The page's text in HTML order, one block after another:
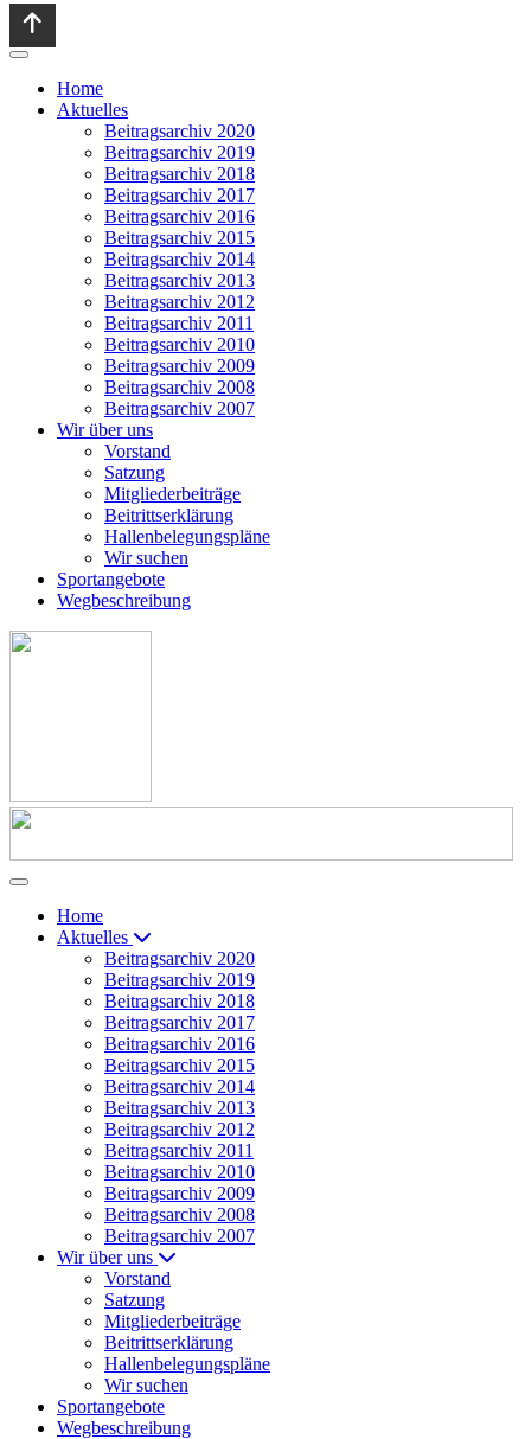
Home
Aktuelles
Beitragsarchiv 2020
Beitragsarchiv 2019
Beitragsarchiv 2018
Beitragsarchiv 2017
Beitragsarchiv 2016
Beitragsarchiv 2015
Beitragsarchiv 2014
Beitragsarchiv 2013
Beitragsarchiv 2012
Beitragsarchiv 2011
Beitragsarchiv 2010
Beitragsarchiv 2009
Beitragsarchiv 2008
Beitragsarchiv 2007
Wir über uns
Vorstand
Satzung
Mitgliederbeiträge
Beitrittserklärung
Hallenbelegungspläne
Wir suchen
Sportangebote
Wegbeschreibung
Home
Aktuelles
Beitragsarchiv 2020
Beitragsarchiv 2019
Beitragsarchiv 2018
Beitragsarchiv 2017
Beitragsarchiv 2016
Beitragsarchiv 2015
Beitragsarchiv 2014
Beitragsarchiv 2013
Beitragsarchiv 2012
Beitragsarchiv 2011
Beitragsarchiv 2010
Beitragsarchiv 2009
Beitragsarchiv 2008
Beitragsarchiv 2007
Wir über uns
Vorstand
Satzung
Mitgliederbeiträge
Beitrittserklärung
Hallenbelegungspläne
Wir suchen
Sportangebote
Wegbeschreibung